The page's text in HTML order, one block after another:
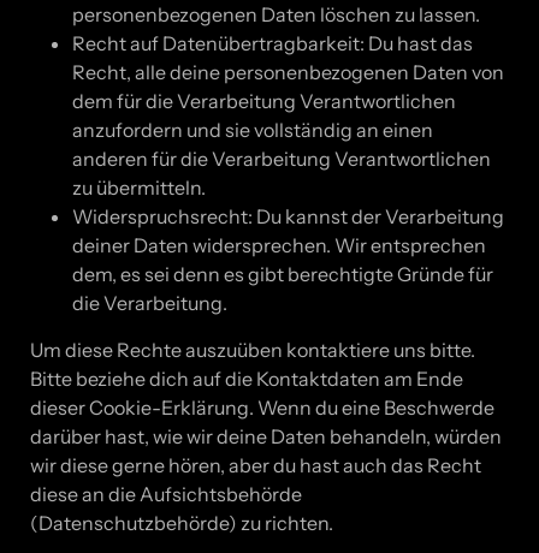
personenbezogenen Daten löschen zu lassen.
Recht auf Datenübertragbarkeit: Du hast das
Recht, alle deine personenbezogenen Daten von
dem für die Verarbeitung Verantwortlichen
anzufordern und sie vollständig an einen
anderen für die Verarbeitung Verantwortlichen
zu übermitteln.
Widerspruchsrecht: Du kannst der Verarbeitung
deiner Daten widersprechen. Wir entsprechen
dem, es sei denn es gibt berechtigte Gründe für
die Verarbeitung.
Um diese Rechte auszuüben kontaktiere uns bitte.
Bitte beziehe dich auf die Kontaktdaten am Ende
dieser Cookie-Erklärung. Wenn du eine Beschwerde
darüber hast, wie wir deine Daten behandeln, würden
wir diese gerne hören, aber du hast auch das Recht
diese an die Aufsichtsbehörde
(Datenschutzbehörde) zu richten.